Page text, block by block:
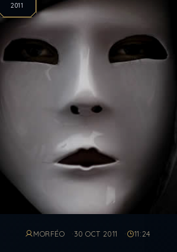
2011
MORFÉO 30 OCT 2011 11:24